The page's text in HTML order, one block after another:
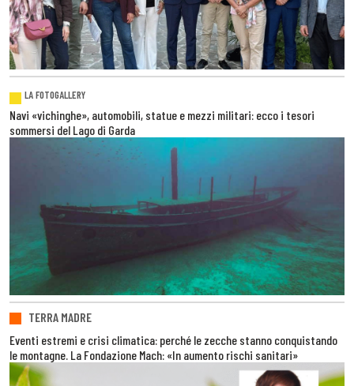
LA FOTOGALLERY
Navi «vichinghe», automobili, statue e mezzi militari: ecco i tesori
sommersi del Lago di Garda
TERRA MADRE
Eventi estremi e crisi climatica: perché le zecche stanno conquistando
le montagne. La Fondazione Mach: «In aumento rischi sanitari»